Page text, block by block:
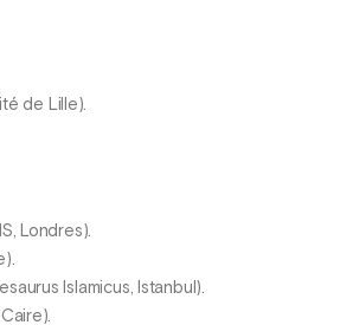
de Lille).
Londres).
Islamicus, Istanbul).